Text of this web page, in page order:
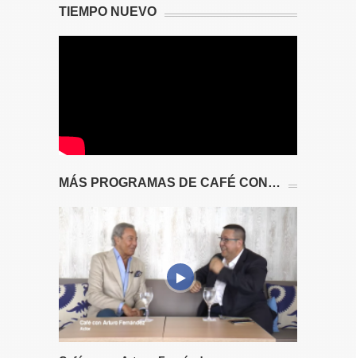
TIEMPO NUEVO
MÁS PROGRAMAS DE CAFÉ CON…